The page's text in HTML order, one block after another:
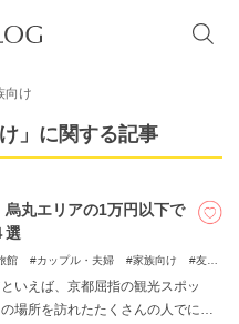
向け
」に関する記事
烏丸エリアの1万円以下で
選
館 カップル・夫婦 家族向け
友達
いえば、京都屈指の観光スポッ
場所を訪れたたくさんの人でにぎ